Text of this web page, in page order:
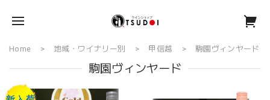
Home 地域・ワイナリー別 甲信越 駒園ヴィンヤード
駒園ヴィンヤード